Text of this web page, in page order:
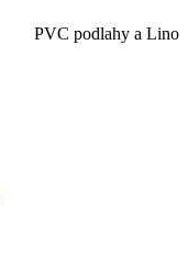
PVC podlahy a Lino